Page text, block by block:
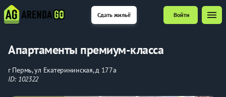
Сдать жильё Войти menu
Апартаменты премиум-класса
г Пермь, ул Екатерининская, д 177а
ID: 102322